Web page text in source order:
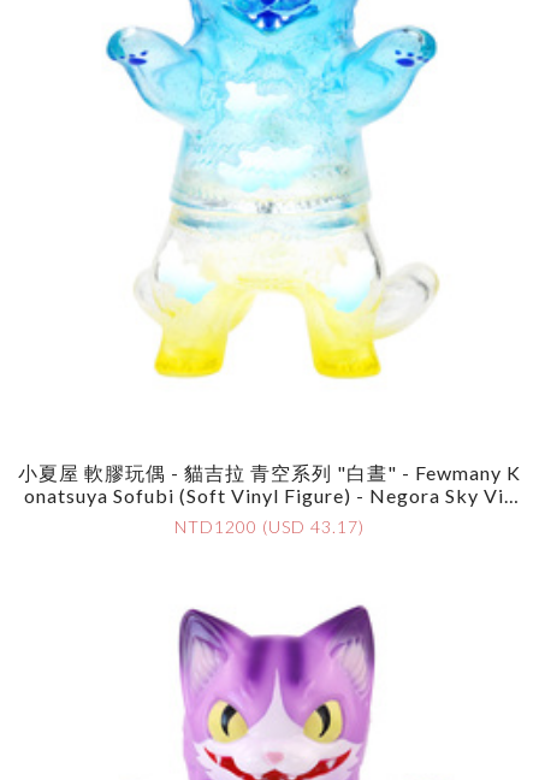
小夏屋 軟膠玩偶 - 貓吉拉 青空系列 "白晝" - Fewmany K
Onatsuya Sofubi (Soft Vinyl Figure) - Negora Sky Vie
W Series "Daylight"
NTD1200 (USD 43.17)